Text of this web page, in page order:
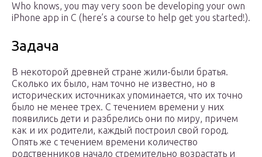
Who knows, you may very soon be developing your own
iPhone app in C (here’s a course to help get you started!).
Задача
В некоторой древней стране жили-были братья.
Сколько их было, нам точно не известно, но в
исторических источниках упоминается, что их точно
было не менее трех. С течением времени у них
появились дети и разбрелись они по миру, причем
как и их родители, каждый построил свой город.
Опять же с течением времени количество
родственников начало стремительно возрастать и